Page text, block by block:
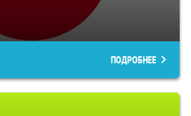
ПОДРОБНЕЕ